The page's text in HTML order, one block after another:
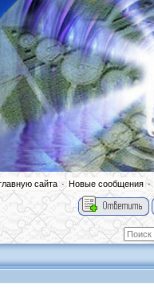
сайта · Новые сообщения·